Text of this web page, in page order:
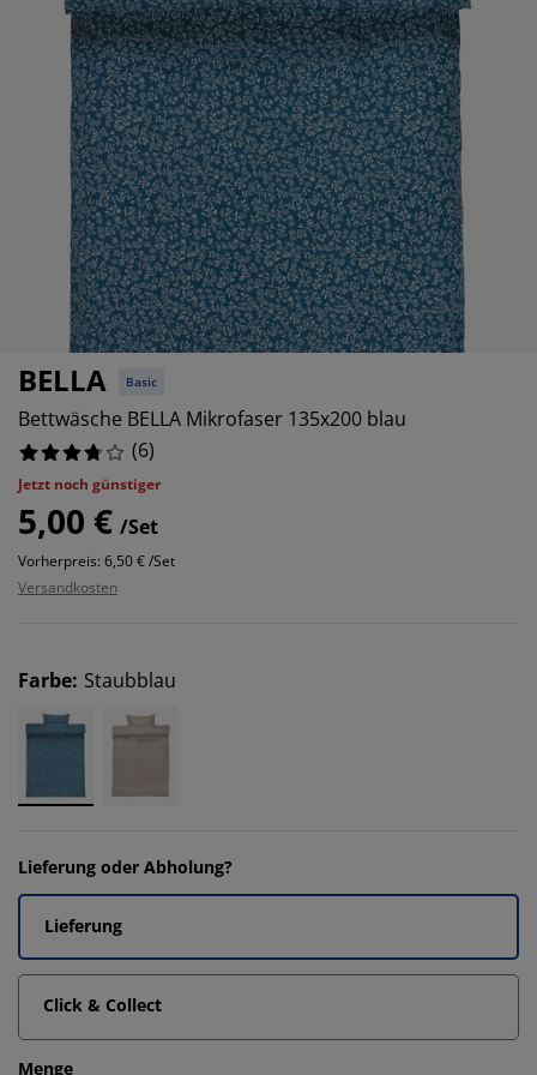
und Zubehör
& Bügeln
BELLA Basic
Bettwäsche BELLA Mikrofaser 135x200 blau
(6)
Jetzt noch günstiger
5,00 € /Set
Vorherpreis: 6,50 € /Set
Versandkosten
Farbe: Staubblau
Lieferung oder Abholung?
Lieferung
Click & Collect
Menge